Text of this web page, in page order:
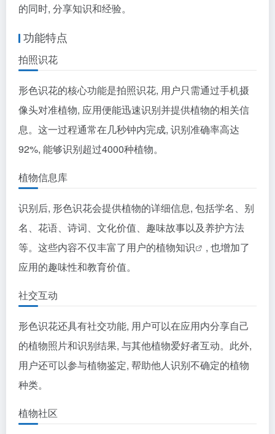
的同时, 分享知识和经验。
功能特点
拍照识花
形色识花的核心功能是拍照识花, 用户只需通过手机摄
像头对准植物, 应用便能迅速识别并提供植物的相关信
息。这一过程通常在几秒钟内完成, 识别准确率高达
92%, 能够识别超过4000种植物。
植物信息库
识别后, 形色识花会提供植物的详细信息, 包括学名、别
名、花语、诗词、文化价值、趣味故事以及养护方法
等。这些内容不仅丰富了用户的植物知识
, 也增加了
应用的趣味性和教育价值。
社交互动
形色识花还具有社交功能, 用户可以在应用内分享自己
的植物照片和识别结果, 与其他植物爱好者互动。此外,
用户还可以参与植物鉴定, 帮助他人识别不确定的植物
种类。
植物社区